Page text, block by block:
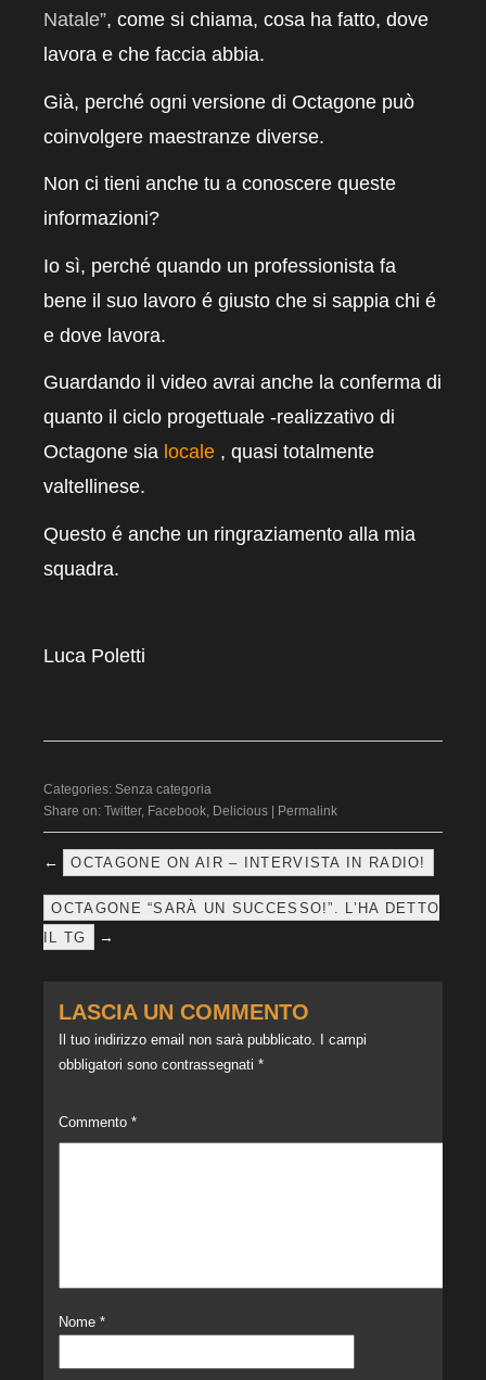
Natale”, come si chiama, cosa ha fatto, dove
lavora e che faccia abbia.
Già, perché ogni versione di Octagone può
coinvolgere maestranze diverse.
Non ci tieni anche tu a conoscere queste
informazioni?
Io sì, perché quando un professionista fa
bene il suo lavoro é giusto che si sappia chi é
e dove lavora.
Guardando il video avrai anche la conferma di
quanto il ciclo progettuale -realizzativo di
Octagone sia locale , quasi totalmente
valtellinese.
Questo é anche un ringraziamento alla mia
squadra.
Luca Poletti
Categories: Senza categoria
Share on: Twitter, Facebook Delicious Permalink
← OCTAGONE ON AIR – INTERVISTA IN RADIO!
OCTAGONE “SARÀ UN SUCCESSO!”. L’HA DETTO
IL TG
→
LASCIA UN COMMENTO
Il tuo indirizzo email non sarà pubblicato.
I campi
obbligatori sono contrassegnati*
Commento*
Nome*